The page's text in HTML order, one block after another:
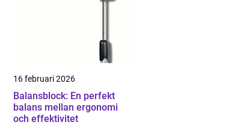
16 februari 2026
Balansblock: En perfekt
balans mellan ergonomi
och effektivitet